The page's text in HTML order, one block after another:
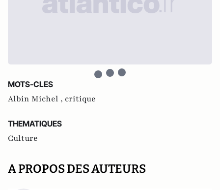
MOTS-CLES
Albin Michel , critique
THEMATIQUES
Culture
A PROPOS DES AUTEURS